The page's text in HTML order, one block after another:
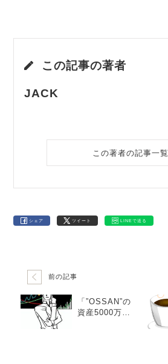
この記事の著者
JACK
この著者の記事一覧
シェア ツイート LINEで送る
前の記事
「”OSSAN”の
資産5000万へ